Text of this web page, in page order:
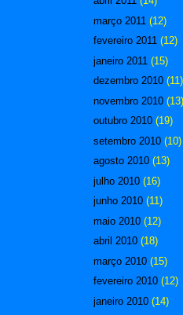
março 2011 (12)
fevereiro 2011 (12)
janeiro 2011 (15)
dezembro 2010 (11)
novembro 2010 (13)
outubro 2010 (19)
setembro 2010 (10)
agosto 2010 (13)
julho 2010 (16)
junho 2010 (11)
maio 2010 (12)
abril 2010 (18)
março 2010 (15)
fevereiro 2010 (12)
janeiro 2010 (14)